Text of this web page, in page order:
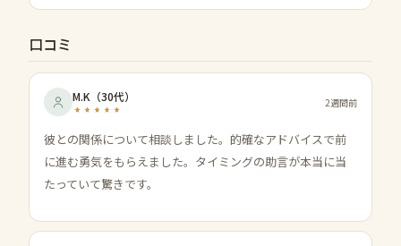
口コミ
M.K （30代） 2週間前
彼との関係について相談しました。的確なアドバイスで前
に進む勇気をもらえました。タイミングの助言が本当に当
たっていて驚きです。